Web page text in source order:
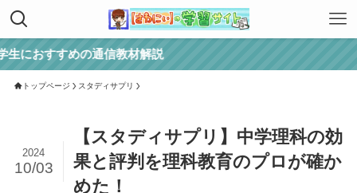
すめの通信教材解説
トップページ スタディサプリ
【スタディサプリ】中学理科の効
果と評判を理科教育のプロが確か
めた！
2024
10/03